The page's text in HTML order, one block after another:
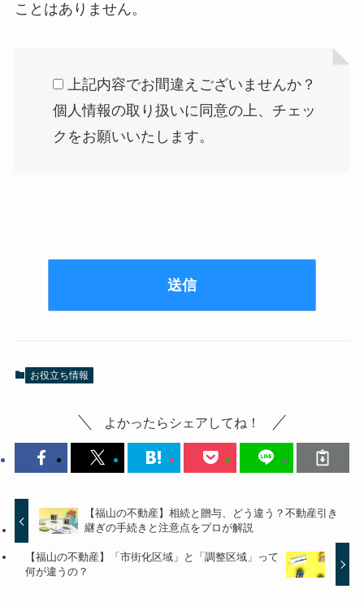
ことはありません。
上記内容でお間違えございませんか？
個人情報の取り扱いに同意の上、チェッ
クをお願いいたします。
お役立ち情報
よかったらシェアしてね！
【福山の不動産】相続と贈与、どう違う？不動産引き
継ぎの手続きと注意点をプロが解説
【福山の不動産】「市街化区域」と「調整区域」って
何が違うの？